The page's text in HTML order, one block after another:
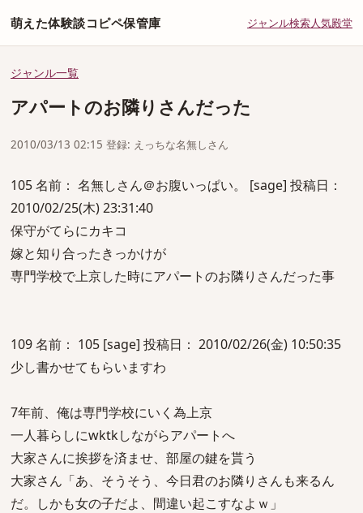
萌えた体験談コピペ保管庫 ジャンル検索人気殿堂
ジャンル一覧
アパートのお隣りさんだった
2010/03/13 02:15 登録: えっちな名無しさん
105 名前： 名無しさん＠お腹いっぱい。 [sage] 投稿日：
2010/02/25(木) 23:31:40
保守がてらにカキコ
嫁と知り合ったきっかけが
専門学校で上京した時にアパートのお隣りさんだった事
109 名前： 105 [sage] 投稿日： 2010/02/26(金) 10:50:35
少し書かせてもらいますわ
7年前、俺は専門学校にいく為上京
一人暮らしにwktkしながらアパートへ
大家さんに挨拶を済ませ、部屋の鍵を貰う
大家さん「あ、そうそう、今日君のお隣りさんも来るん
だ。しかも女の子だよ、間違い起こすなよｗ」